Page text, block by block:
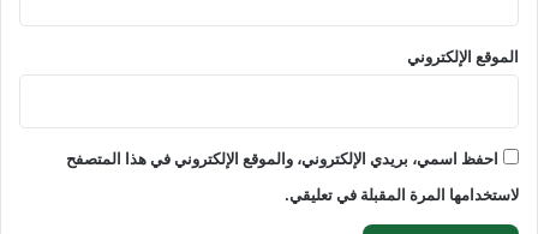
الموقع الإلكتروني
احفظ اسمي، بريدي الإلكتروني، والموقع الإلكتروني في هذا المتصفح
لاستخدامها المرة المقبلة في تعليقي.